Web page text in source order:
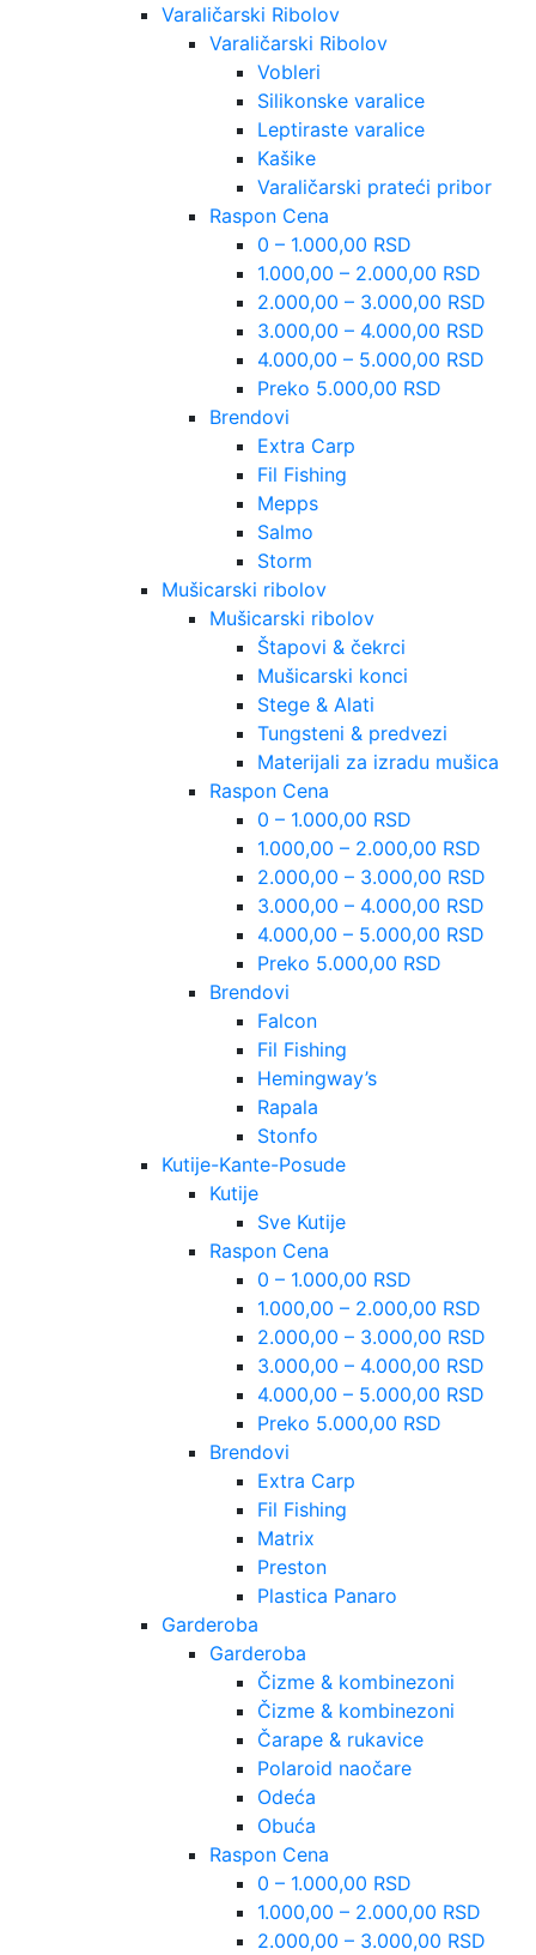
Varaličarski Ribolov
Varaličarski Ribolov
Vobleri
Silikonske varalice
Leptiraste varalice
Kašike
Varaličarski prateći pribor
Raspon Cena
0 – 1.000,00 RSD
1.000,00 – 2.000,00 RSD
2.000,00 – 3.000,00 RSD
3.000,00 – 4.000,00 RSD
4.000,00 – 5.000,00 RSD
Preko 5.000,00 RSD
Brendovi
Extra Carp
Fil Fishing
Mepps
Salmo
Storm
Mušicarski ribolov
Mušicarski ribolov
Štapovi & čekrci
Mušicarski konci
Stege & Alati
Tungsteni & predvezi
Materijali za izradu mušica
Raspon Cena
0 – 1.000,00 RSD
1.000,00 – 2.000,00 RSD
2.000,00 – 3.000,00 RSD
3.000,00 – 4.000,00 RSD
4.000,00 – 5.000,00 RSD
Preko 5.000,00 RSD
Brendovi
Falcon
Fil Fishing
Hemingway’s
Rapala
Stonfo
Kutije-Kante-Posude
Kutije
Sve Kutije
Raspon Cena
0 – 1.000,00 RSD
1.000,00 – 2.000,00 RSD
2.000,00 – 3.000,00 RSD
3.000,00 – 4.000,00 RSD
4.000,00 – 5.000,00 RSD
Preko 5.000,00 RSD
Brendovi
Extra Carp
Fil Fishing
Matrix
Preston
Plastica Panaro
Garderoba
Garderoba
Čizme & kombinezoni
Čizme & kombinezoni
Čarape & rukavice
Polaroid naočare
Odeća
Obuća
Raspon Cena
0 – 1.000,00 RSD
1.000,00 – 2.000,00 RSD
2.000,00 – 3.000,00 RSD